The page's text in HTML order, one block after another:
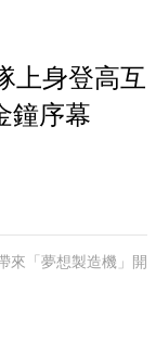
上身登高互
序幕
來「夢想製造機」開